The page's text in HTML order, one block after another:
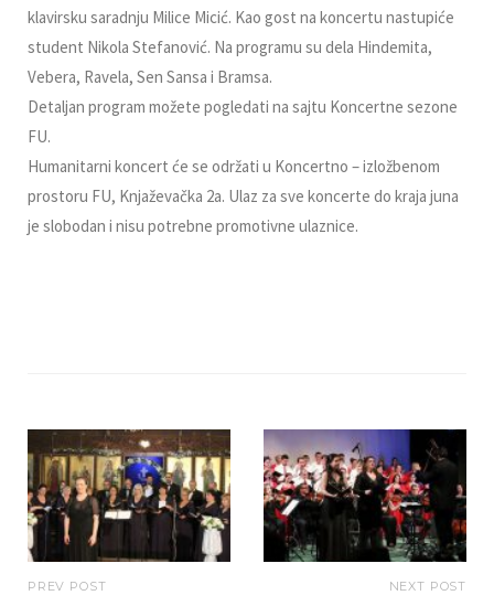
klavirsku saradnju Milice Micić. Kao gost na koncertu nastupiće
student Nikola Stefanović. Na programu su dela Hindemita,
Vebera, Ravela, Sen Sansa i Bramsa.
Detaljan program možete pogledati na sajtu Koncertne sezone
FU.
Humanitarni koncert će se održati u Koncertno – izložbenom
prostoru FU, Knjaževačka 2a. Ulaz za sve koncerte do kraja juna
je slobodan i nisu potrebne promotivne ulaznice.
PREV POST NEXT POST